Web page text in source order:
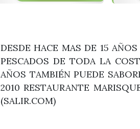
DESDE HACE MAS DE 15
PESCADOS DE TODA LA
AÑOS TAMBIÉN PUEDE
2010 RESTAURANTE
(SALIR.COM)